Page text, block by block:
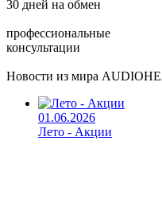
30 дней на обмен
профессиональные
консультации
Новости из мира
01.06.2026
Лето - Акции